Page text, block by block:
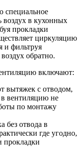
специальное
воздух в кухонных
прокладки
циркуляцию
и фильтруя
обратно.
включают:
вытяжек с отводом,
в вентиляцию не
по монтажу
без отвода в
где угодно,
прокладки